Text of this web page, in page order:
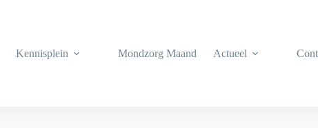
Kennisplein Mondzorg Maand Actueel